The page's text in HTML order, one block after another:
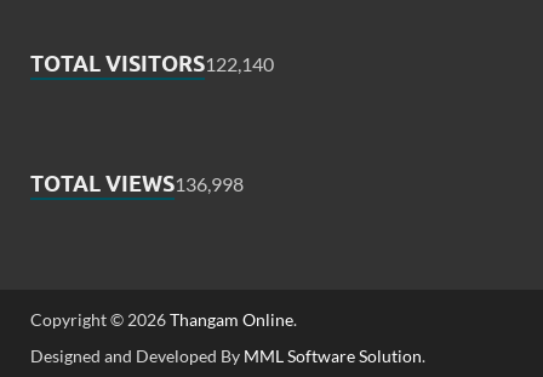
TOTAL VISITORS122,140
TOTAL VIEWS136,998
Copyright © 2026Thangam Online.
Designed and Developed By MML Software Solution.